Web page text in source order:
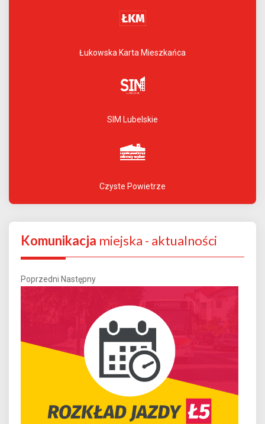
Łukowska Karta Mieszkańca
SIM Lubelskie
Czyste Powietrze
Komunikacja miejska - aktualności
Poprzedni Następny